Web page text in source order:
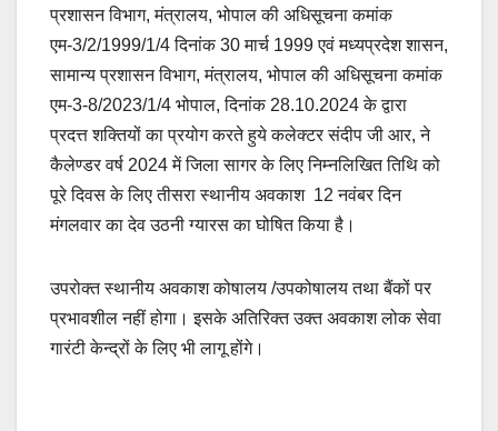
प्रशासन विभाग, मंत्रालय, भोपाल की अधिसूचना कमांक
एम-3/2/1999/1/4 दिनांक 30 मार्च 1999 एवं मध्यप्रदेश शासन,
सामान्य प्रशासन विभाग, मंत्रालय, भोपाल की अधिसूचना कमांक
एम-3-8/2023/1/4 भोपाल, दिनांक 28.10.2024 के द्वारा
प्रदत्त शक्तियों का प्रयोग करते हुये कलेक्टर संदीप जी आर, ने
कैलेण्डर वर्ष 2024 में जिला सागर के लिए निम्नलिखित तिथि को
पूरे दिवस के लिए तीसरा स्थानीय अवकाश 12 नवंबर दिन
मंगलवार का देव उठनी ग्यारस का घोषित किया है।
उपरोक्त स्थानीय अवकाश कोषालय /उपकोषालय तथा बैंकों पर
प्रभावशील नहीं होगा। इसके अतिरिक्त उक्त अवकाश लोक सेवा
गारंटी केन्द्रों के लिए भी लागू होंगे।